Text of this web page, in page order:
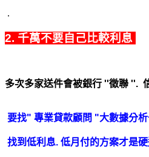
.
2. 千萬不要自己比較利息
多次多家送件會被銀行 ''徵聯 ''.
要找" 專業貸款顧問 "大數據分
找到低利息. 低月付的方案才是